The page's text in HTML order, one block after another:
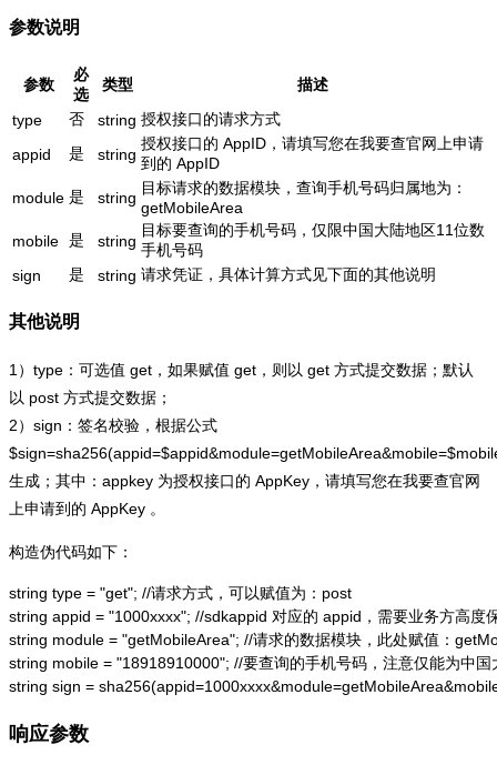
参数说明
参数
必
选
类型
描述
type
否 string 授权接口的请求方式
appid
是 string
授权接口的 AppID，请填写您在我要查官网上申请
到的 AppID
module 是 string
目标请求的数据模块，查询手机号码归属地为：
getMobileArea
mobile 是 string
目标要查询的手机号码，仅限中国大陆地区11位数
手机号码
sign
是 string 请求凭证，具体计算方式见下面的其他说明
其他说明
1）type：可选值 get，如果赋值 get，则以 get 方式提交数据；默认
以 post 方式提交数据；
2）sign：签名校验，根据公式
生成；其中：appkey 为授权接口的 AppKey，请填写您在我要查官网
上申请到的 AppKey 。
构造伪代码如下：
string type = "get"; //请求方式，可以赋值为：post
string appid = "1000xxxx"; //sdkappid 对应的 appid，需要业务方高度
string module = "getMobileArea"; //请求的数据模块，此处赋值：
string mobile = "18918910000"; //要查询的手机号码，注意仅能为中国
string sign =
响应参数